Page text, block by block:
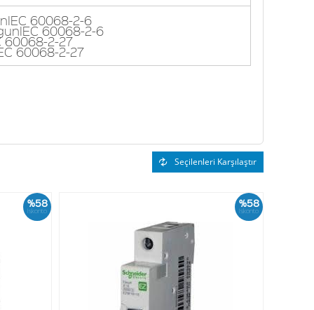
60068-2-6
60068-2-6
60068-2-27
60068-2-27
Seçilenleri Karşılaştır
%58
İskonto
%58
İskonto